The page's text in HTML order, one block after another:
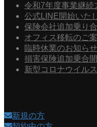
令和7年度事業継続
公式LINE開始いた
保険会社追加乗り
オフィス移転のご
臨時休業のお知らせ
損害保険追加乗合
新型コロナウイル
新規の方